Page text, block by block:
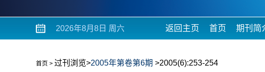
2026年8月8日 周六 返回主页 首页 期刊简
首页 > 过刊浏览>2005年第卷第6期 >2005(6):253-254